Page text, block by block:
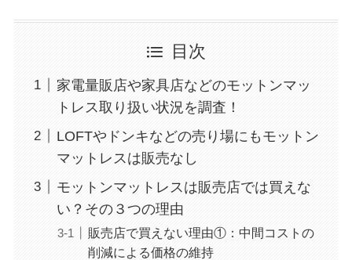
目次
家電量販店や家具店などのモットンマッ
トレス取り扱い状況を調査！
LOFTやドンキなどの売り場にもモットン
マットレスは販売なし
モットンマットレスは販売店では買えな
い？その３つの理由
販売店で買えない理由①：中間コストの
削減による価格の維持